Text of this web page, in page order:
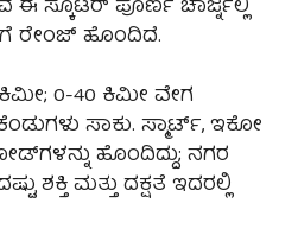
ಈ ಸ್ಕೂಟರ್ ಪೂರ್ಣ ಚಾರ್ಜ್ನಲ್ಲಿ
ರೇಂಜ್ ಹೊಂದಿದೆ.
0-40 ಕಿಮೀ ವೇಗ
ಸಾಕು. ಸ್ಮಾರ್ಟ್, ಇಕೋ
ಹೊಂದಿದ್ದು; ನಗರ
ಶಕ್ತಿ ಮತ್ತು ದಕ್ಷತೆ ಇದರಲ್ಲಿ